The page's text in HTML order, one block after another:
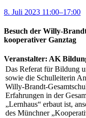
8. Juli 2023 11:00–17:00
Besuch der Willy-
kooperativer Ganztag
Veranstalter: AK
Das Referat für Bildung
sowie die Schulleiterin
Willy-Brandt-
Erfahrungen in der
„Lernhaus“ erbaut ist,
des Münchner